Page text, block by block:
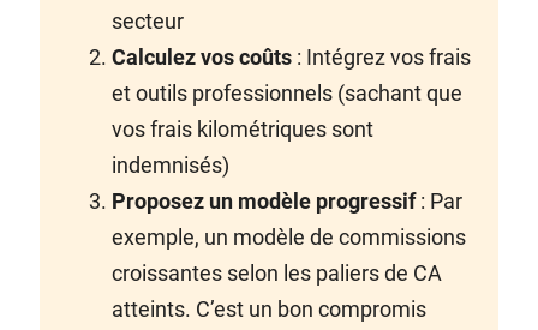
secteur
Calculez vos coûts : Intégrez vos frais
et outils professionnels (sachant que
vos frais kilométriques sont
indemnisés)
Proposez un modèle progressif: Par
exemple, un modèle de commissions
croissantes selon les paliers de CA
atteints. C’est un bon compromis